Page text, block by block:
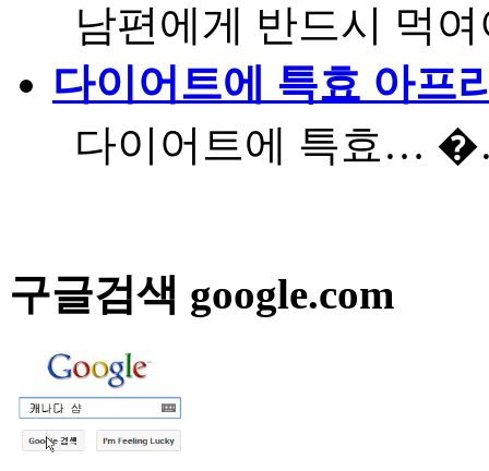
남편에게 반드시 먹
다이어트에 특효 아프
다이어트에 특효…
구글검색 google.com